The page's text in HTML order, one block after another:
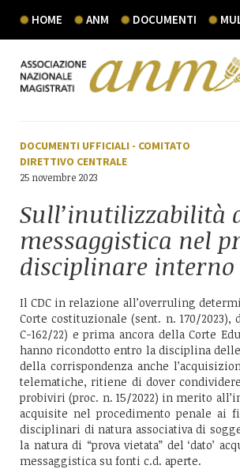
HOME ANM DOCUMENTI
DOCUMENTI UFFICIALI - COMITATO
DIRETTIVO CENTRALE
25 novembre 2023
Sull’inutilizzabilità
messaggistica nel
disciplinare interno
Il CDC in relazione all’overruling
Corte costituzionale (sent. n. 170/
C-162/22) e prima ancora della Corte
hanno ricondotto entro la disciplina
della corrispondenza anche
telematiche, ritiene di dover
probiviri (proc. n. 15/2022) in merito
acquisite nel procedimento penale ai
disciplinari di natura associativa di
la natura di “prova vietata” del ‘dato’
messaggistica su fonti c.d. aperte.